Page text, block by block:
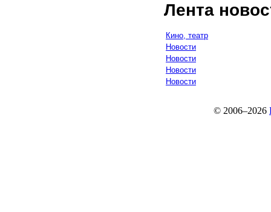
Лента
Кино, театр
Новости
Новости
Новости
Новости
© 2006–2026